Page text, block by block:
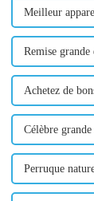
Meilleur
Remise
Achetez de
Célèbre
Perruque